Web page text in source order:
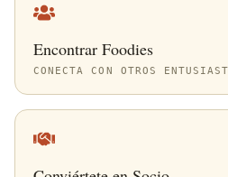
Encontrar Foodies
CONECTA CON OTROS